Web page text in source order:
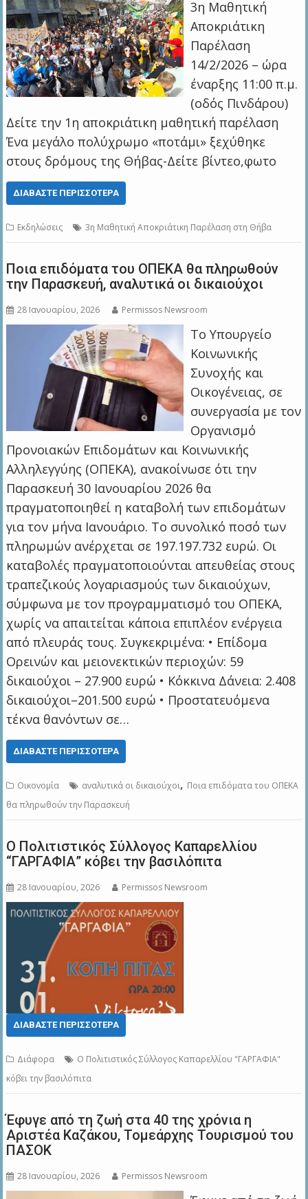
3η Μαθητική
Αποκριάτικη
Παρέλαση
14/2/2026 – ώρα
έναρξης 11:00 π.μ.
(οδός Πινδάρου)
Δείτε την 1η αποκριάτικη μαθητική παρέλαση
Ένα μεγάλο πολύχρωμο «ποτάμι» ξεχύθηκε
στους δρόμους της Θήβας-Δείτε βίντεο,φωτο
ΔΙΑΒΆΣΤΕ ΠΕΡΙΣΣΌΤΕΡΑ
Εκδηλώσεις 3η Μαθητική Αποκριάτικη Παρέλαση στη Θήβα
Ποια επιδόματα του ΟΠΕΚΑ θα πληρωθούν
την Παρασκευή, αναλυτικά οι δικαιούχοι
28 Ιανουαρίου, 2026 Permissos Newsroom
Το Υπουργείο
Κοινωνικής
Συνοχής και
Οικογένειας, σε
συνεργασία με τον
Οργανισμό
Προνοιακών Επιδομάτων και Κοινωνικής
Αλληλεγγύης (ΟΠΕΚΑ), ανακοίνωσε ότι την
Παρασκευή 30 Ιανουαρίου 2026 θα
πραγματοποιηθεί η καταβολή των επιδομάτων
για τον μήνα Ιανουάριο. Το συνολικό ποσό των
πληρωμών ανέρχεται σε 197.197.732 ευρώ. Οι
καταβολές πραγματοποιούνται απευθείας στους
τραπεζικούς λογαριασμούς των δικαιούχων,
σύμφωνα με τον προγραμματισμό του ΟΠΕΚΑ,
χωρίς να απαιτείται κάποια επιπλέον ενέργεια
από πλευράς τους. Συγκεκριμένα: • Επίδομα
Ορεινών και μειονεκτικών περιοχών: 59
δικαιούχοι – 27.900 ευρώ • Κόκκινα Δάνεια: 2.408
δικαιούχοι–201.500 ευρώ • Προστατευόμενα
τέκνα θανόντων σε…
ΔΙΑΒΆΣΤΕ ΠΕΡΙΣΣΌΤΕΡΑ
Οικονομία αναλυτικά οι δικαιούχοι, Ποια επιδόματα του ΟΠΕΚΑ
θα πληρωθούν την Παρασκευή
Ο Πολιτιστικός Σύλλογος Καπαρελλίου
“ΓΑΡΓΑΦΙΑ” κόβει την βασιλόπιτα
28 Ιανουαρίου, 2026 Permissos Newsroom
ΔΙΑΒΆΣΤΕ ΠΕΡΙΣΣΌΤΕΡΑ
Διάφορα
Ο Πολιτιστικός Σύλλογος Καπαρελλίου "ΓΑΡΓΑΦΙΑ"
κόβει την βασιλόπιτα
Έφυγε από τη ζωή στα 40 της χρόνια η
Αριστέα Καζάκου, Τομεάρχης Τουρισμού του
ΠΑΣΟΚ
28 Ιανουαρίου, 2026 Permissos Newsroom